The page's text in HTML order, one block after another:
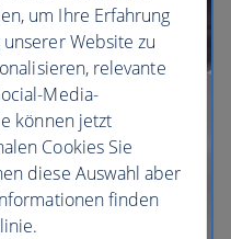
um Ihre Erfahrung
Website zu
relevante
Media-
können jetzt
Cookies Sie
diese Auswahl aber
finden